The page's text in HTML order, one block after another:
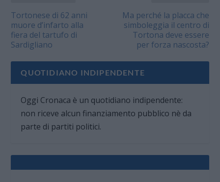
Tortonese di 62 anni
muore d’infarto alla
fiera del tartufo di
Sardigliano
Ma perché la placca che
simboleggia il centro di
Tortona deve essere
per forza nascosta?
QUOTIDIANO INDIPENDENTE
Oggi Cronaca è un quotidiano indipendente:
non riceve alcun finanziamento pubblico nè da
parte di partiti politici.